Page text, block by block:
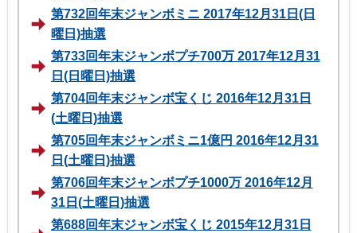
第732回年末ジャンボミニ 2017年12月31日(日
曜日)抽選
第733回年末ジャンボプチ700万 2017年12月31
日(日曜日)抽選
第704回年末ジャンボ宝くじ 2016年12月31日
(土曜日)抽選
第705回年末ジャンボミニ1億円 2016年12月31
日(土曜日)抽選
第706回年末ジャンボプチ1000万 2016年12月
31日(土曜日)抽選
第688回年末ジャンボ宝くじ 2015年12月31日